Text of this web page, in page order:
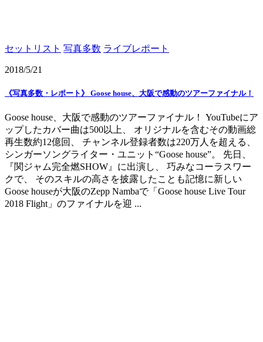
セットリスト 写真多数 ライブレポート
2018/5/21
《写真多数・レポート》 Goose house、大阪で感動のツアーファイナル！
Goose house、大阪で感動のツアーファイナル！ YouTubeにア
ップしたカバー曲は500以上、 オリジナルを含むその動画総
再生数約12億回、 チャンネル登録者数は220万人を超える、
シンガーソングライター・ユニット“Goose house”。 先日、
『関ジャム完全燃SHOW』に出演し、 巧みなコーラスワー
クで、 そのスキルの高さを披露したことも記憶に新しい
Goose houseが大阪のZepp Nambaで「Goose house Live Tour
2018 Flight」のファイナルを迎 ...